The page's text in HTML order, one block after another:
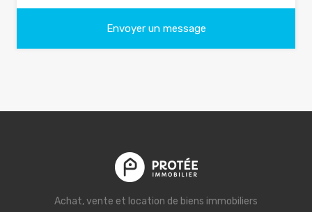
Achat, vente et location de biens immobiliers